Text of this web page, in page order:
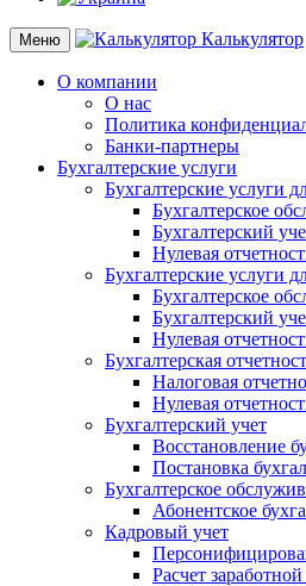
Меню Калькулятор
О компании
О нас
Политика
Банки-партнеры
Бухгалтерские услуги
Бухгалтерские услуги
Бухгалтерское
Бухгалтерский
Нулевая
Бухгалтерские услуги
Бухгалтерское
Бухгалтерский
Нулевая
Бухгалтерская
Налоговая
Нулевая
Бухгалтерский учет
Восстановление
Постановка
Бухгалтерское
Абонентское
Кадровый учет
Расчет